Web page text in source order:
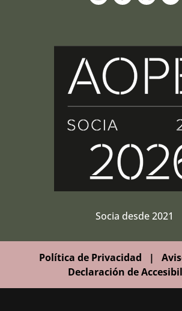
Socia desde 2021
Política de Privacidad |
Declaración de